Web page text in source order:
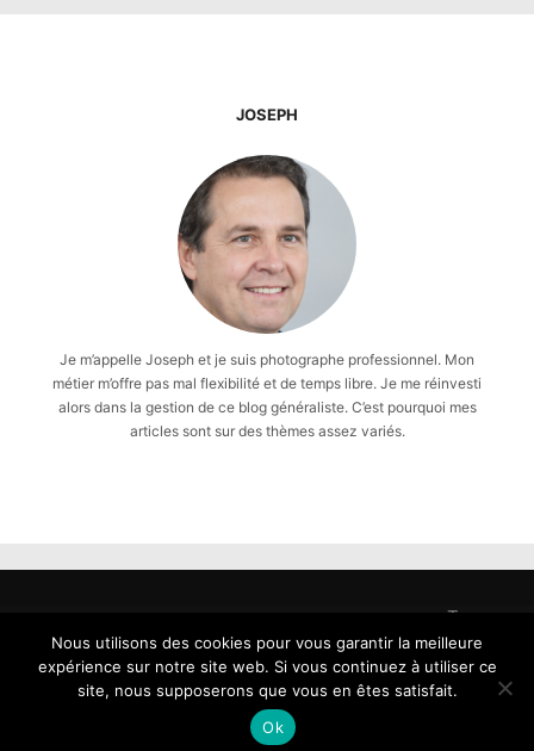
JOSEPH
Je m’appelle Joseph et je suis photographe professionnel. Mon
métier m’offre pas mal flexibilité et de temps libre. Je me réinvesti
alors dans la gestion de ce blog généraliste. C’est pourquoi mes
articles sont sur des thèmes assez variés.
Tous
droits
reservés
-
Nous utilisons des cookies pour vous garantir la meilleure
expérience sur notre site web. Si vous continuez à utiliser ce
site, nous supposerons que vous en êtes satisfait.
Ok